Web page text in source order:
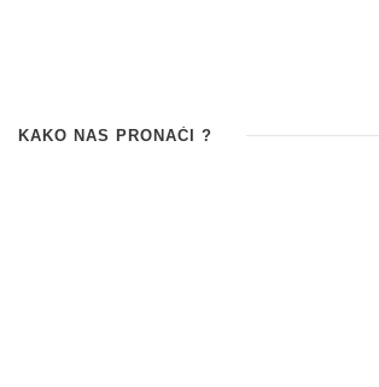
KAKO NAS PRONAĆI ?